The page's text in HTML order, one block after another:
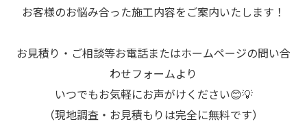
お客様のお悩み合った施工内容をご案内いたします！
お見積り・ご相談等お電話またはホームページの問い合
わせフォームより
いつでもお気軽にお声がけください😊💡
（現地調査・お見積もりは完全に無料です）